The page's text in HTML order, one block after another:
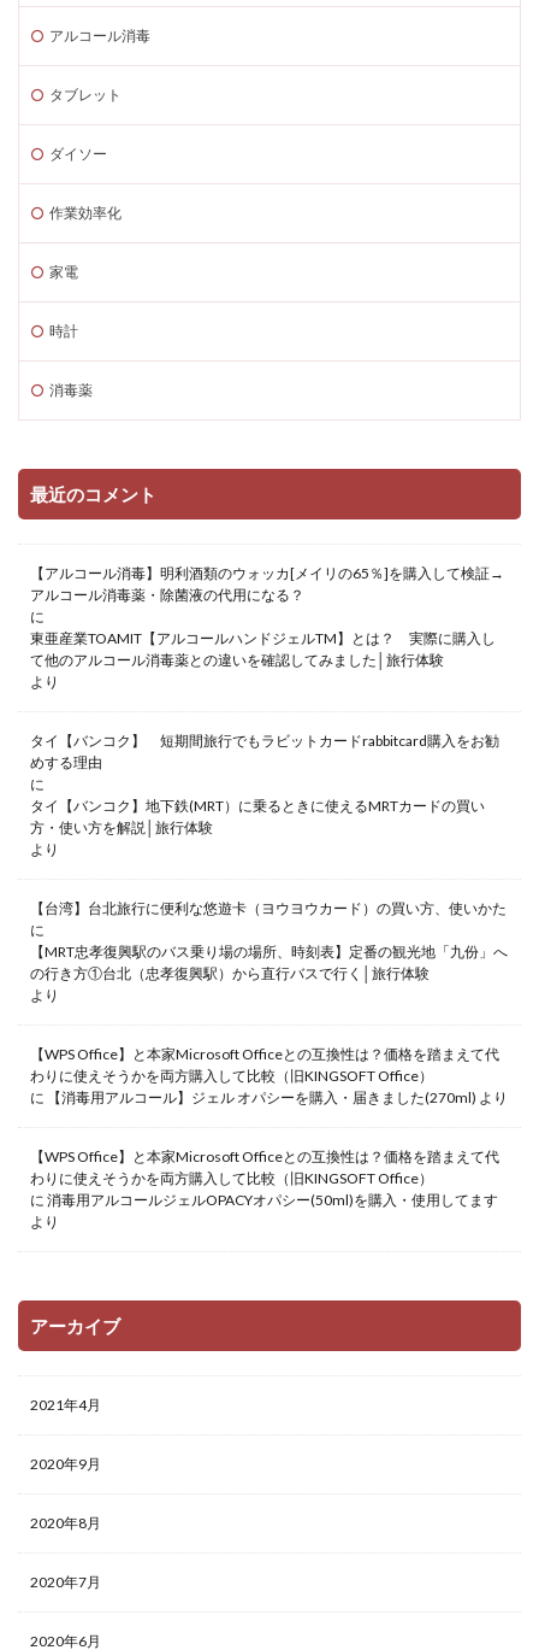
アルコール消毒
タブレット
ダイソー
作業効率化
家電
時計
消毒薬
最近のコメント
【アルコール消毒】明利酒類のウォッカ[メイリの65％]を購入して検証→
アルコール消毒薬・除菌液の代用になる？
に
東亜産業TOAMIT【アルコールハンドジェルTM】とは？ 実際に購入し
て他のアルコール消毒薬との違いを確認してみました│旅行体験
より
タイ【バンコク】 短期間旅行でもラビットカードrabbitcard購入をお勧
めする理由
に
タイ【バンコク】地下鉄(MRT）に乗るときに使えるMRTカードの買い
方・使い方を解説│旅行体験
より
【台湾】台北旅行に便利な悠遊卡（ヨウヨウカード）の買い方、使いかた
に
【MRT忠孝復興駅のバス乗り場の場所、時刻表】定番の観光地「九份」へ
の行き方①台北（忠孝復興駅）から直行バスで行く│旅行体験
より
【WPS Office】と本家Microsoft Officeとの互換性は？価格を踏まえて代
わりに使えそうかを両方購入して比較（旧KINGSOFT Office）
に
【消毒用アルコール】ジェル オパシーを購入・届きました(270ml) より
【WPS Office】と本家Microsoft Officeとの互換性は？価格を踏まえて代
わりに使えそうかを両方購入して比較（旧KINGSOFT Office）
に 消毒用アルコールジェルOPACYオパシー(50ml)を購入・使用してます
より
アーカイブ
2021年4月
2020年9月
2020年8月
2020年7月
2020年6月